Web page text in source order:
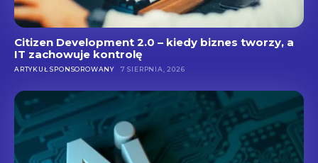
Citizen Development 2.0 – kiedy biznes tworzy, a
IT zachowuje kontrolę
ARTYKUŁ SPONSOROWANY 7 SIERPNIA, 2026